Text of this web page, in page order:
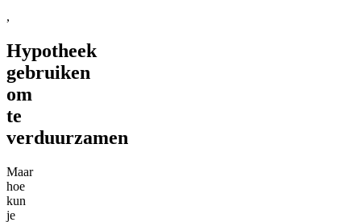
,
Hypotheek
gebruiken
om
te
verduurzamen
Maar
hoe
kun
je